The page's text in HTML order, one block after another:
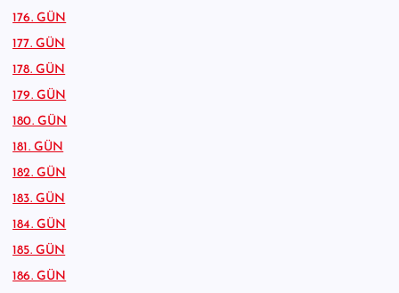
176. GÜN
177. GÜN
178. GÜN
179. GÜN
180. GÜN
181. GÜN
182. GÜN
183. GÜN
184. GÜN
185. GÜN
186. GÜN